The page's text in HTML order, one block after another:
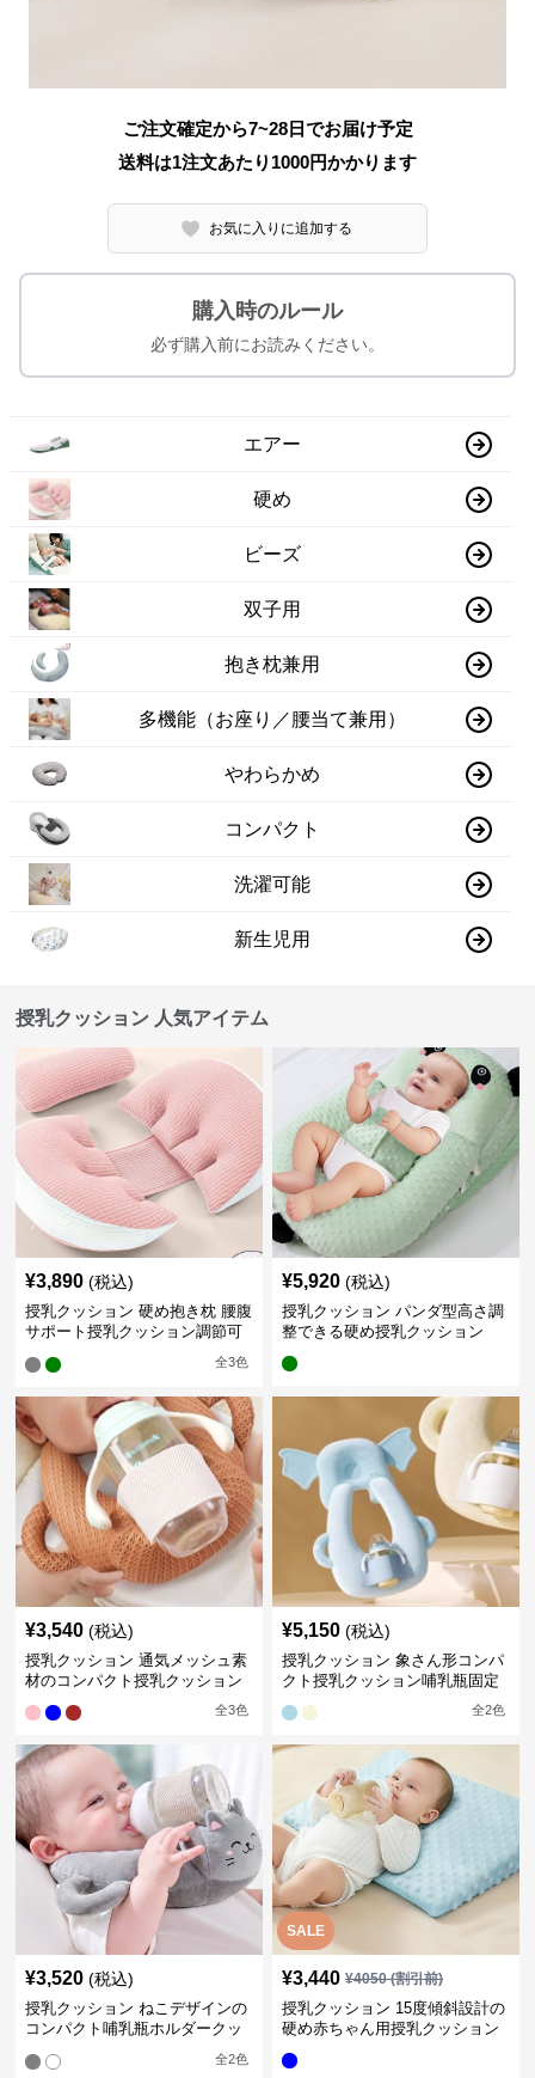
ご注文確定から7~28日でお届け予定
送料は1注文あたり 1000円かかります
お気に入りに追加する
購入時のルール
必ず購入前にお読みください。
エアー
硬め
ビーズ
双子用
抱き枕兼用
多機能（お座り／腰当て兼用）
やわらかめ
コンパクト
洗濯可能
新生児用
授乳クッション 人気アイテム
¥3,890 (税込)
授乳クッション 硬め抱き枕 腰腹
サポート授乳クッション調節可
全3色
¥5,920 (税込)
授乳クッション パンダ型高さ調
整できる硬め授乳クッション
¥3,540 (税込)
授乳クッション 通気メッシュ素
材のコンパクト授乳クッション
全3色
¥5,150 (税込)
授乳クッション 象さん形コンパ
クト授乳クッション哺乳瓶固定
全2色
¥3,520 (税込)
授乳クッション ねこデザインの
コンパクト哺乳瓶ホルダークッ
全2色
SALE
¥3,440 ¥4050(割引前)
授乳クッション 15度傾斜設計の
硬め赤ちゃん用授乳クッション